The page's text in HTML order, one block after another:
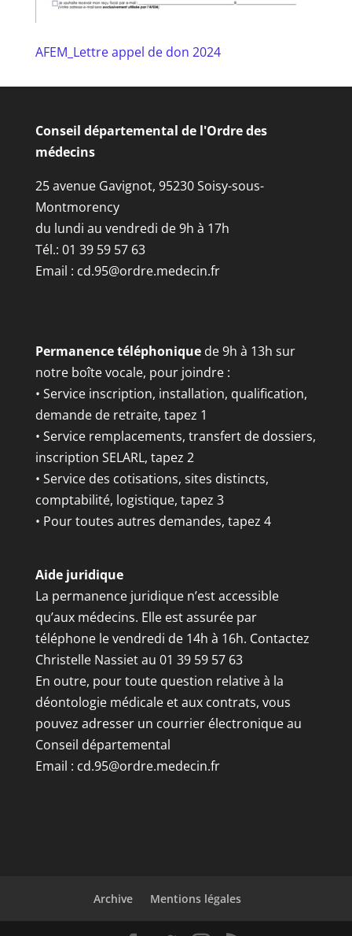
AFEM_Lettre appel de don 2024
Conseil départemental de l'Ordre des
médecins
25 avenue Gavignot, 95230 Soisy-sous-
Montmorency
du lundi au vendredi de 9h à 17h
Tél.: 01 39 59 57 63
Email : cd.95@ordre.medecin.fr
Permanence téléphoniquede 9h à 13h sur
notre boîte vocale, pour joindre :
• Service inscription, installation, qualification,
demande de retraite, tapez 1
• Service remplacements, transfert de dossiers,
inscription SELARL, tapez 2
• Service des cotisations, sites distincts,
comptabilité, logistique, tapez 3
• Pour toutes autres demandes, tapez 4
Aide juridique
La permanence juridique n’est accessible
qu’aux médecins. Elle est assurée par
téléphone le vendredi de 14h à 16h. Contactez
Christelle Nassiet au 01 39 59 57 63
En outre, pour toute question relative à la
déontologie médicale et aux contrats, vous
pouvez adresser un courrier électronique au
Conseil départemental
Email : cd.95@ordre.medecin.fr
Archive Mentions légales